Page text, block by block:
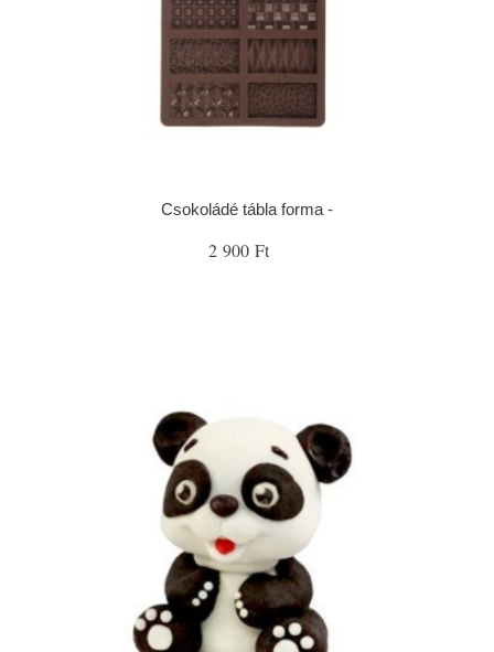
Csokoládé tábla forma -
2 900 Ft